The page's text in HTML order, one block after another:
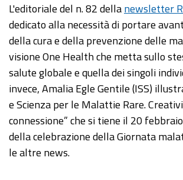
L'editoriale del n. 82 dellanewsletter
dedicato alla necessità di portare
della cura e della prevenzione delle
visione One Health che metta sullo
salute globale e quella dei singoli
invece, Amalia Egle Gentile (ISS)
e Scienza per le Malattie Rare.
connessione” che si tiene il 20
della celebrazione della Giornata
le altre news.